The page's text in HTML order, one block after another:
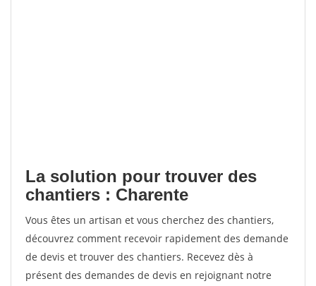
La solution pour trouver des
chantiers : Charente
Vous êtes un artisan et vous cherchez des chantiers,
découvrez comment recevoir rapidement des demande
de devis et trouver des chantiers. Recevez dès à
présent des demandes de devis en rejoignant notre